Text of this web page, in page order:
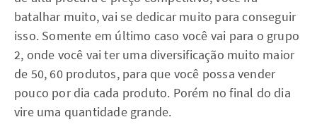
batalhar muito, vai se dedicar muito para conseguir
isso. Somente em último caso você vai para o grupo
2, onde você vai ter uma diversificação muito maior
de 50, 60 produtos, para que você possa vender
pouco por dia cada produto. Porém no final do dia
vire uma quantidade grande.